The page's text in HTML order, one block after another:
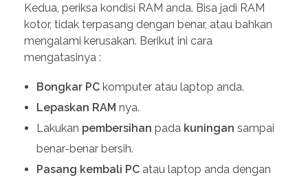
Kedua, periksa kondisi RAM anda. Bisa jadi RAM
kotor, tidak terpasang dengan benar, atau bahkan
mengalami kerusakan. Berikut ini cara
mengatasinya :
Bongkar PCkomputer atau laptop anda.
Lepaskan RAM nya.
Lakukan pembersihan pada kuningan sampai
benar-benar bersih.
Pasang kembali PCatau laptop anda dengan